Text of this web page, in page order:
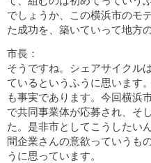
でしょうか、この横浜市のモ
た成功を、築いていって地方
市長：
そうですね。シェアサイクル
ているというふうに思います
も事実であります。今回横浜
で共同事業体が応募され、そ
た。是非市としてこうしたい
間企業さんの意欲っていうも
うに思っています。